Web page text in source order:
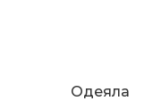
Одеяла